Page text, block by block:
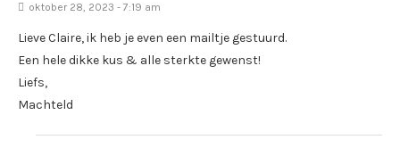
oktober 28, 2023 - 7:19 am
Lieve Claire, ik heb je even een mailtje gestuurd.
Een hele dikke kus & alle sterkte gewenst!
Liefs,
Machteld